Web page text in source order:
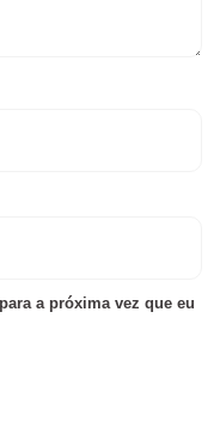
a próxima vez que eu